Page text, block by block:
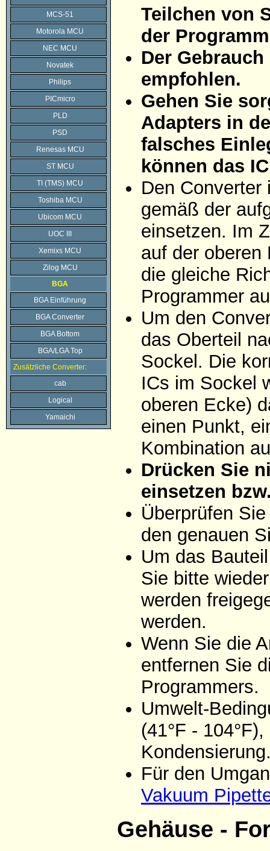
MCS-51
Motorola MCU
NEC MCU
Novatek
Philips
PICmicro
PLD
PSD
Renesas MCU
ST MCU
TI (TMS) MCU
Toshiba MCU
Ubicom MCU
UOC III
Xemixs MCU
Zilog MCU
BGA
BGA Einführung
BGA Converter
BGA Bottom
BGA/LGA Top
Zusätzliche Converter:
cab
Logical
Yamaichi
Teilchen von
der
Der
empfohlen.
Gehen Sie
Adapters in
falsches
können das
Den
gemäß der
einsetzen. Im
auf der
die gleiche
Programmer
Um den
das Oberteil
Sockel. Die
ICs im Sockel
oberen Ecke)
einen Punkt,
Kombination
Drücken Sie
einsetzen
Überprüfen
den genauen
Um das
Sie bitte
werden
werden.
Wenn Sie die
entfernen Sie
Programmers.
Umwelt-
(41°F -
Für den
Vakuum
Gehäuse -